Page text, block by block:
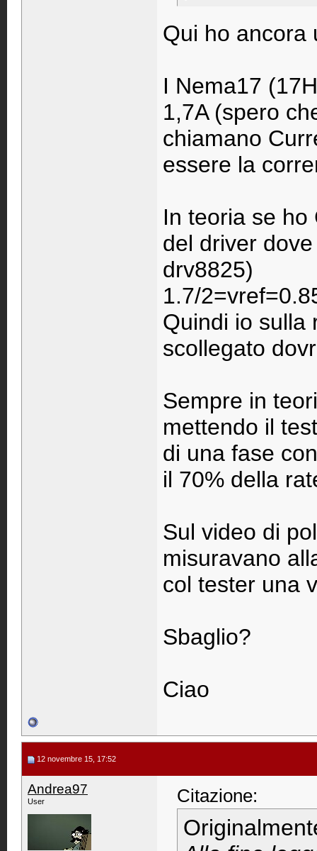
Qui ho ancora
I Nema17
1,7A (spero
chiamano
essere la
In teoria se
del driver
drv8825)
1.7/
Quindi io sulla
scollegato
Sempre in
mettendo il
di una fase
il 70% della
Sul video di
misuravano
col tester una
Sbaglio?
Ciao
12 novembre 15, 17:52
Andrea97
User Citazione: